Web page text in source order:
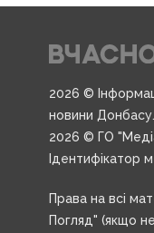
2026 ©
новини Донбасу.
2026 © ГО
Ідентифікатор
Права на всі
Погляд" (якщо